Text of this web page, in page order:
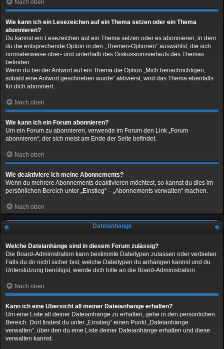
Nach oben
Wie kann ich ein Lesezeichen auf ein Thema setzen oder ein Thema
abonnieren?
Du kannst ein Lesezeichen auf ein Thema setzen oder es abonnieren, in dem
du die entsprechende Option in den „Themen-Optionen“ auswählst, die sich
normalerweise ober- und unterhalb des Diskussionsverlaufs des Themas
befinden.
Wenn du bei der Antwort auf ein Thema die Option „Mich benachrichtigen,
sobald eine Antwort geschrieben wurde“ aktivierst, wird das Thema ebenfalls
für dich abonniert.
Nach oben
Wie kann ich ein Forum abonnieren?
Um ein Forum zu abonnieren, verwende im Forum den Link „Forum
abonnieren“, der sich meist am Ende der Seite befindet.
Nach oben
Wie deaktiviere ich meine Abonnements?
Wenn du mehrere Abonnements deaktivieren möchtest, so kannst du dies im
persönlichen Bereich unter „Einstieg“ – „Abonnements verwalten“ machen.
Nach oben
Dateianhänge
Welche Dateianhänge sind in diesem Forum zulässig?
Die Board-Administration kann bestimmte Dateitypen zulassen oder verbieten.
Falls du dir nicht sicher bist, welche Dateitypen du anhängen kannst und du
Unterstützung benötigst, wende dich bitte an die Board-Administration.
Nach oben
Kann ich eine Übersicht all meiner Dateianhänge erhalten?
Um eine Liste all deiner Dateianhänge zu erhalten, gehe in den persönlichen
Bereich. Dort findest du unter „Einstieg“ einen Punkt „Dateianhänge
verwalten“, über den du eine Liste deiner Dateianhänge erhalten und diese
verwalten kannst.